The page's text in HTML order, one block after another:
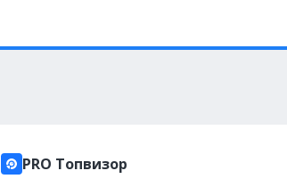
PRO Топвизор